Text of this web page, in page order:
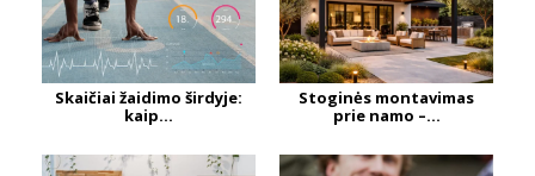
Skaičiai žaidimo širdyje:
kaip...
Stoginės montavimas
prie namo –...